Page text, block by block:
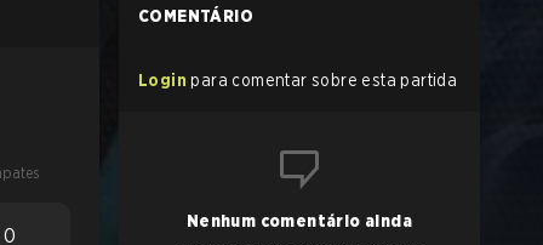
0
COMENTÁRIO
Login para comentar sobre esta partida
Nenhum comentário ainda